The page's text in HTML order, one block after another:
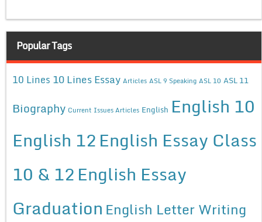
Popular Tags
10 Lines 10 Lines Essay Articles ASL 9 Speaking ASL 10 ASL 11
Biography Current Issues Articles English English 10
English 12English Essay Class
10 & 12English Essay
Graduation English Letter Writing